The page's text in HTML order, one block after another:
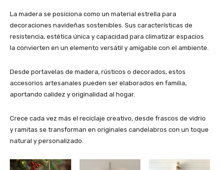
La madera se posiciona como un material estrella para
decoraciones navideñas sostenibles. Sus características de
resistencia, estética única y capacidad para climatizar espacios
la convierten en un elemento versátil y amigable con el ambiente.
Desde portavelas de madera, rústicos o decorados, estos
accesorios artesanales pueden ser elaborados en familia,
aportando calidez y originalidad al hogar.
Crece cada vez más el reciclaje creativo, desde frascos de vidrio
y ramitas se transforman en originales candelabros con un toque
natural y personalizado.